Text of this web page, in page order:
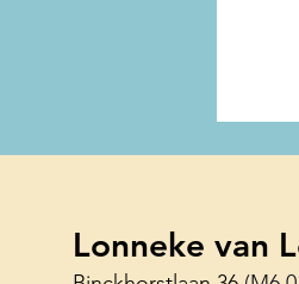
Lonneke van